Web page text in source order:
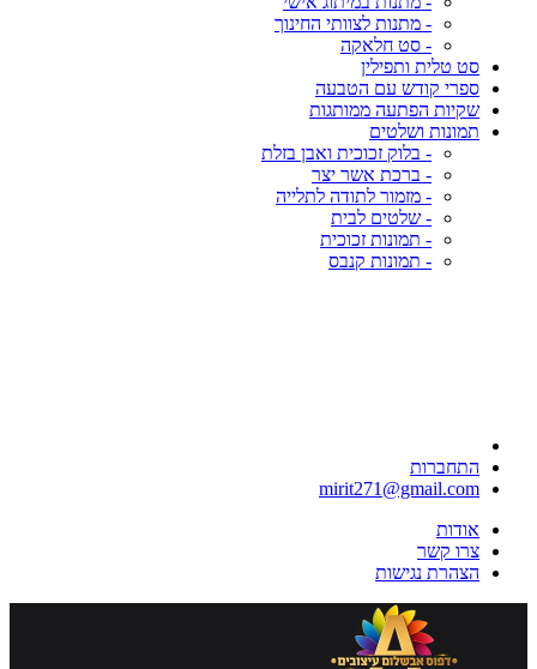
- מתנות לצוותי החינוך
- סט חלאקה
סט טלית ותפילין
ספרי קודש עם הטבעה
שקיות הפתעה ממותגות
תמונות ושלטים
- בלוק זכוכית ואבן בזלת
- ברכת אשר יצר
- מזמור לתודה לתלייה
- שלטים לבית
- תמונות זכוכית
- תמונות קנבס
התחברות
mirit271@gmail.com
אודות
צרו קשר
הצהרת נגישות